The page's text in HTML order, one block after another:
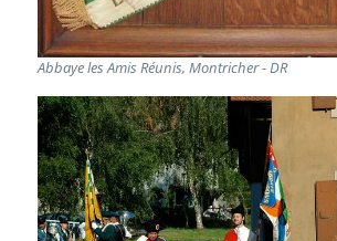
Abbaye les Amis Réunis, Montricher - DR